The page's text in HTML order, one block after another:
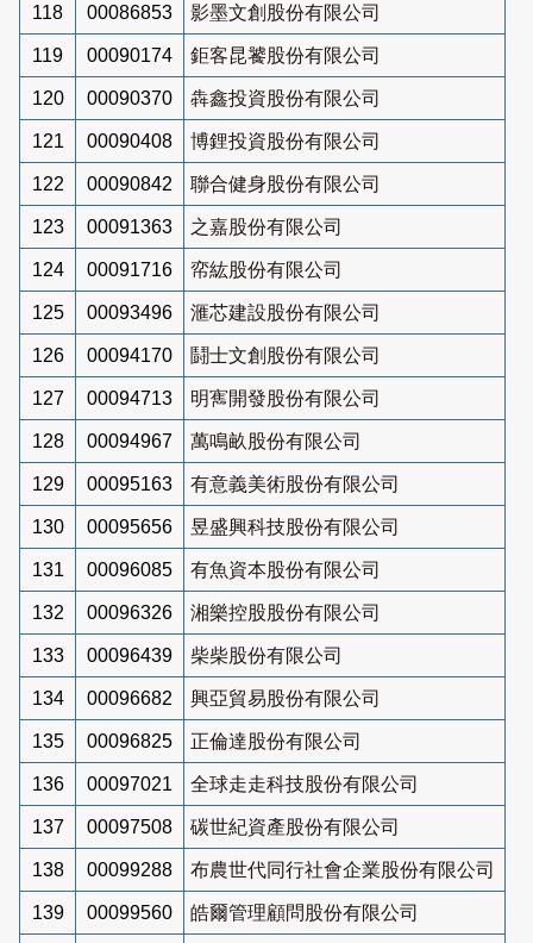
118 00086853 影墨文創股份有限公司
119 00090174 鉅客昆饕股份有限公司
120 00090370 犇鑫投資股份有限公司
121 00090408 博鋰投資股份有限公司
122 00090842 聯合健身股份有限公司
123 00091363 之嘉股份有限公司
124 00091716 帟紘股份有限公司
125 00093496 滙芯建設股份有限公司
126 00094170 鬪士文創股份有限公司
127 00094713 明寯開發股份有限公司
128 00094967 萬鳴畝股份有限公司
129 00095163 有意義美術股份有限公司
130 00095656 昱盛興科技股份有限公司
131 00096085 有魚資本股份有限公司
132 00096326 湘樂控股股份有限公司
133 00096439 柴柴股份有限公司
134 00096682 興亞貿易股份有限公司
135 00096825 正倫達股份有限公司
136 00097021 全球走走科技股份有限公司
137 00097508 碳世紀資產股份有限公司
138 00099288 布農世代同行社會企業股份有限公司
139 00099560 皓爾管理顧問股份有限公司